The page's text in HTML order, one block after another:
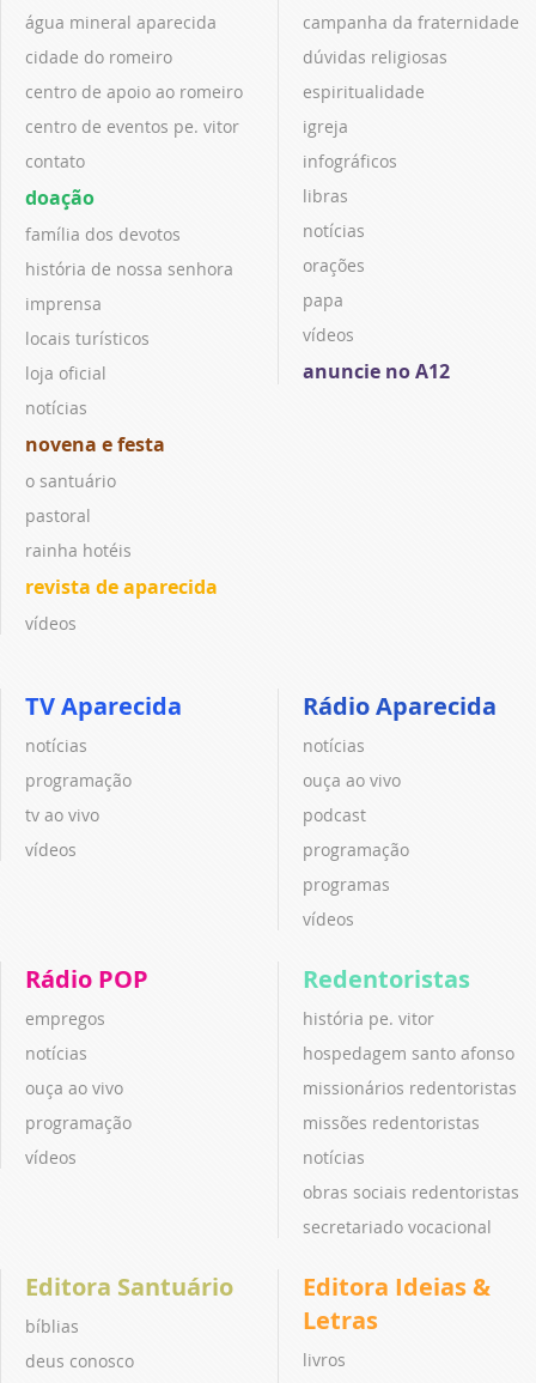
água mineral aparecida
cidade do romeiro
centro de apoio ao romeiro
centro de eventos pe. vitor
contato
doação
família dos devotos
história de nossa senhora
imprensa
locais turísticos
loja oficial
notícias
novena e festa
o santuário
pastoral
rainha hotéis
revista de aparecida
vídeos
campanha da fraternidade
dúvidas religiosas
espiritualidade
igreja
infográficos
libras
notícias
orações
papa
vídeos
anuncie no A12
TV Aparecida
notícias
programação
tv ao vivo
vídeos
Rádio Aparecida
notícias
ouça ao vivo
podcast
programação
programas
vídeos
Rádio POP
empregos
notícias
ouça ao vivo
programação
vídeos
Redentoristas
história pe. vitor
hospedagem santo afonso
missionários redentoristas
missões redentoristas
notícias
obras sociais redentoristas
secretariado vocacional
Editora Santuário
bíblias
deus conosco
Editora Ideias &
Letras
livros